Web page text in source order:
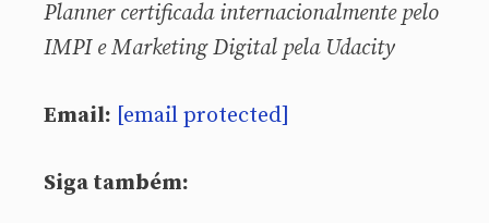
Planner certificada internacionalmente pelo
IMPI e Marketing Digital pela Udacity
Email: [email protected]
Siga também: